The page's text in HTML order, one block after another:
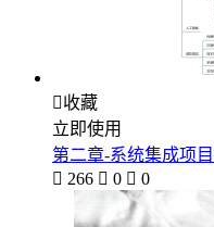
收藏
立即使用
第二章-系统集成项
 266  0  0